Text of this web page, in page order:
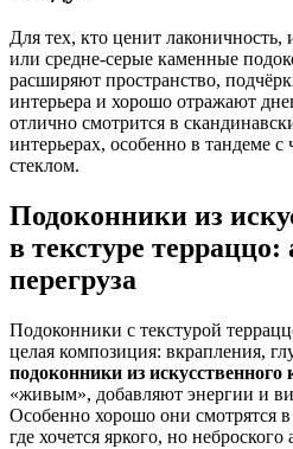
Для тех, кто ценит лаконичность,
или средне-серые каменные
расширяют пространство,
интерьера и хорошо отражают
отлично смотрится в
интерьерах, особенно в тандеме
стеклом.
Подоконники из
в текстуре терраццо:
перегруза
Подоконники с текстурой
целая композиция: вкрапления,
подоконники из искусственного
«живым», добавляют энергии и
Особенно хорошо они смотрятся
где хочется яркого, но неброского